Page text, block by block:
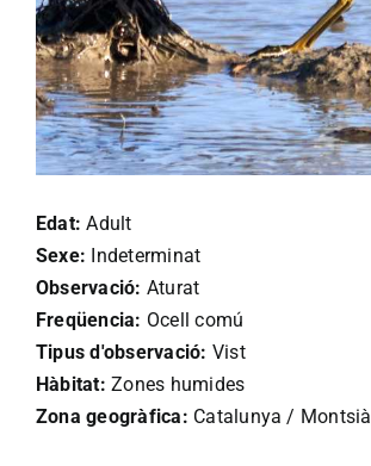
Edat: Adult
Sexe: Indeterminat
Observació: Aturat
Freqüencia: Ocell comú
Tipus d'observació: Vist
Hàbitat: Zones humides
Zona geogràfica: Catalunya / Montsià